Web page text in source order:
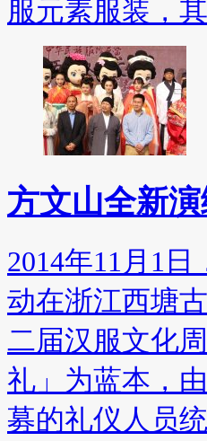
服元素服装，
方文山全新
2014年11月1
动在浙江西塘
二届汉服文化
礼」为蓝本，
募的礼仪人员